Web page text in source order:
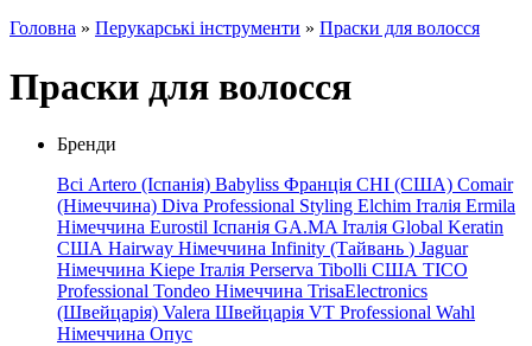
Головна » Перукарські інструменти » Праски для волосся
Праски для волосся
Бренди
Всі Artero (Іспанія) Babyliss Франція CHI (США) Comair
(Німеччина) Diva Professional Styling Elchim Італія Ermila
Німеччина Eurostil Іспанія GA.MA Італія Global Keratin
США Hairway Німеччина Infinity (Тайвань ) Jaguar
Німеччина Kiepe Італія Perserva Tibolli США TICO
Professional Tondeo Німеччина TrisaElectronics
(Швейцарія) Valera Швейцарія VT Professional Wahl
Німеччина Опус